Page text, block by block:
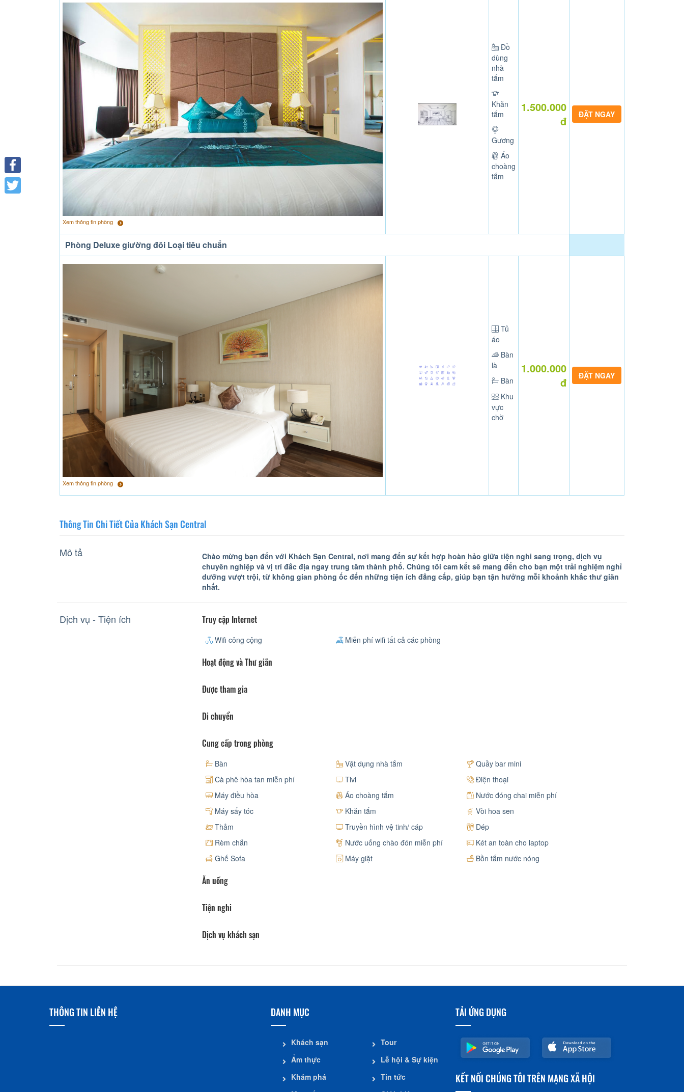
Xem thông tin phòng
Đồ
dùng
nhà
tắm
Khăn
tắm
Gương
Áo
choàng
tắm
1.500.000
đ
Phòng Deluxe giường đôi Loại tiêu chuẩn
Xem thông tin phòng
Tủ
áo
Bàn
là
Bàn
Khu
vực
chờ
1.000.000
đ
Thông Tin Chi Tiết Của Khách Sạn Central
Mô tả
Chào mừng bạn đến với Khách Sạn Central, nơi mang đến sự kết hợp hoàn hảo giữa tiện nghi sang trọng, dịch vụ
chuyên nghiệp và vị trí đắc địa ngay trung tâm thành phố. Chúng tôi cam kết sẽ mang đến cho bạn một trải nghiệm nghỉ
dưỡng vượt trội, từ không gian phòng ốc đến những tiện ích đẳng cấp, giúp bạn tận hưởng mỗi khoảnh khắc thư giãn
nhất.
Dịch vụ - Tiện ích Truy cập Internet
Wifi công cộng Miễn phí wifi tất cả các phòng
Hoạt động và Thư giãn
Được tham gia
Di chuyển
Cung cấp trong phòng
Bàn Vật dụng nhà tắm
Quầy bar mini
Cà phê hòa tan miễn phí
Tivi
Điện thoại
Máy điều hòa
Áo choàng tắm
Nước đóng chai miễn phí
Máy sấy tóc
Khăn tắm
Vòi hoa sen
Thảm
Truyền hình vệ tinh/ cáp
Dép
Rèm chắn
Nước uống chào đón miễn phí
Két an toàn cho laptop
Ghế Sofa
Máy giặt Bồn tắm nước nóng
Ăn uống
Tiện nghi
Dịch vụ khách sạn
THÔNG TIN LIÊN HỆ DANH MỤC
Khách sạn
Ẩm thực
Khám phá
Tour
Lễ hội & Sự kiện
Tin tức
TẢI ỨNG DỤNG
KẾT NỐI CHÚNG TÔI TRÊN MẠNG XÃ HỘI
Facebook